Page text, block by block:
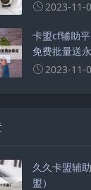
2023-11-
卡盟cf辅助
免费批量送
2023-11-
久久卡盟辅
盟）